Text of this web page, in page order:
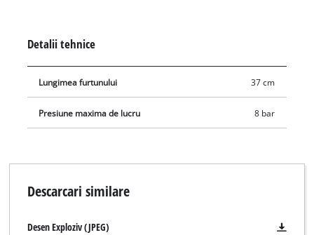
Detalii tehnice
Lungimea furtunului 37 cm
Presiune maxima de lucru 8 bar
Descarcari similare
Desen Exploziv (JPEG)